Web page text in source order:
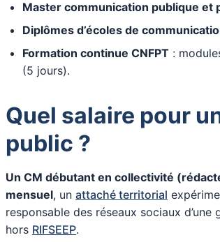
Master communication publique et
Diplômes d’écoles de
Formation continue CNFPT :
(5 jours).
Quel salaire pour
public ?
Un CM débutant en collectivité
mensuel, un attaché territorial
responsable des réseaux sociaux
hors RIFSEEP.